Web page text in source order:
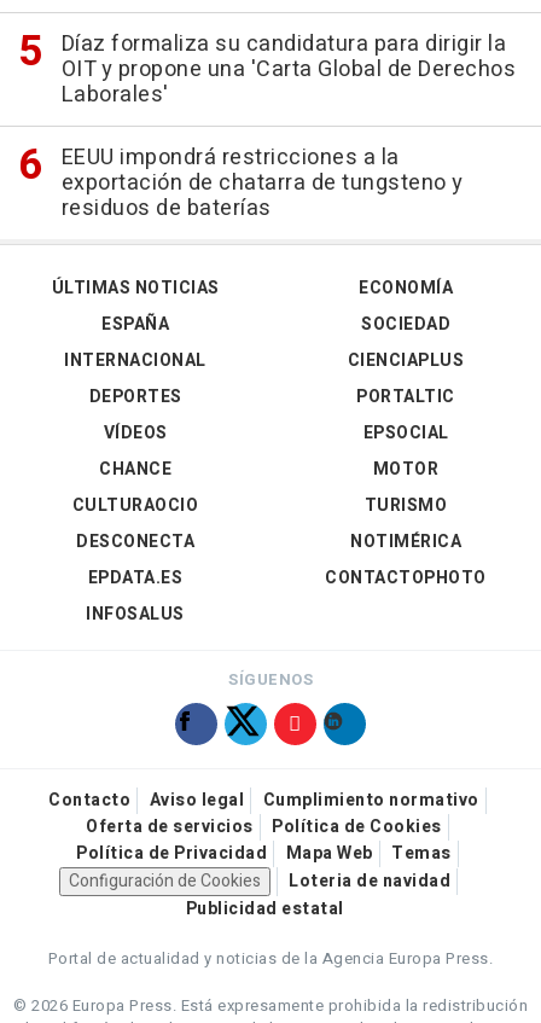
Díaz formaliza su candidatura para dirigir la
OIT y propone una 'Carta Global de Derechos
Laborales'
EEUU impondrá restricciones a la
exportación de chatarra de tungsteno y
residuos de baterías
ÚLTIMAS NOTICIAS
ESPAÑA
INTERNACIONAL
DEPORTES
VÍDEOS
ECONOMÍA
SOCIEDAD
CIENCIAPLUS
PORTALTIC
EPSOCIAL
CHANCE
CULTURAOCIO
DESCONECTA
EPDATA.ES
INFOSALUS
MOTOR
TURISMO
NOTIMÉRICA
CONTACTOPHOTO
SÍGUENOS
Contacto Aviso legal
Cumplimiento normativo
Oferta de servicios
Política de Cookies
Política de Privacidad
Mapa Web
Temas
Configuración de Cookies
Loteria de navidad
Publicidad estatal
Portal de actualidad y noticias de la Agencia Europa Press.
© 2026 Europa Press. Está expresamente prohibida la redistribución